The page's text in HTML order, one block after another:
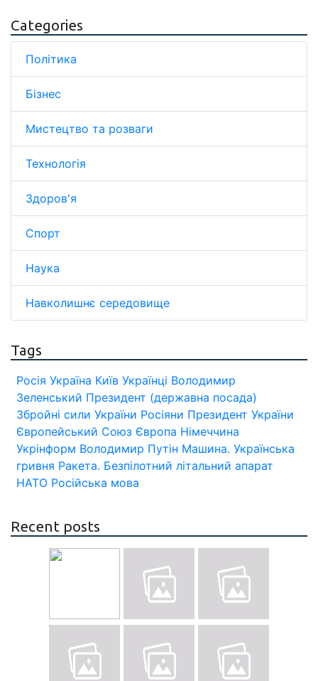
Categories
Політика
Бізнес
Мистецтво та розваги
Технологія
Здоров'я
Спорт
Наука
Навколишнє середовище
Tags
Росія Україна Київ Українці Володимир
Зеленський Президент (державна посада)
Збройні сили України Росіяни Президент України
Європейський Союз Європа Німеччина
Укрінформ Володимир Путін Машина. Українська
гривня Ракета. Безпілотний літальний апарат
НАТО Російська мова
Recent posts